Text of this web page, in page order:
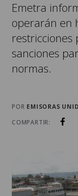
restricciones
sanciones
normas.